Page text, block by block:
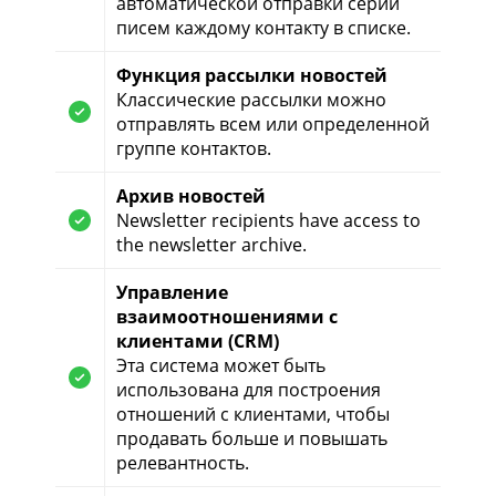
писем каждому контакту в списке.
Функция рассылки новостей
Классические рассылки можно
отправлять всем или определенной
группе контактов.
Архив новостей
Newsletter recipients have access to
the newsletter archive.
Управление
взаимоотношениями с
клиентами (CRM)
Эта система может быть
использована для построения
отношений с клиентами, чтобы
продавать больше и повышать
релевантность.